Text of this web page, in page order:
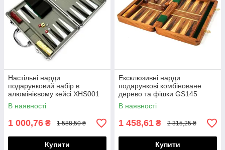
Настільні нарди
подарунковий набір в
алюмінієвому кейсі XHS001
В наявності
1 000,76 ₴ 1 588,50 ₴
Купити
Ексклюзивні нарди
подарункові комбіноване
дерево та фішки GS145
В наявності
1 458,61 ₴ 2 315,25 ₴
Купити